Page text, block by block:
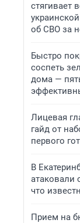
стягивает
об СВО за
Быстро
соспеть
дома —
Лицевая
гайд от
первого
В
атаковали
что
Прием на